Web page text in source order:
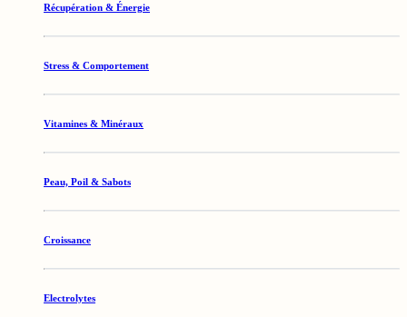
Récupération & Énergie
Stress & Comportement
Vitamines & Minéraux
Peau, Poil & Sabots
Croissance
Electrolytes